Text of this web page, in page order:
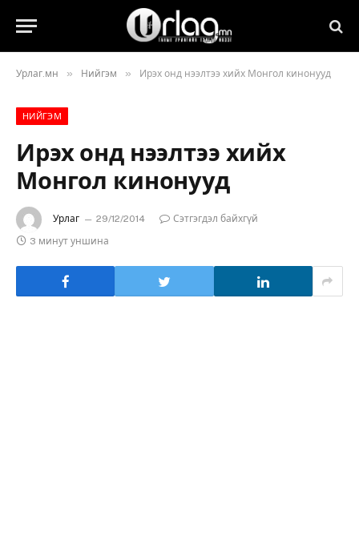
Урлаг.мн » Нийгэм » Ирэх онд нээлтээ хийх Монгол кинонууд
НИЙГЭМ
Ирэх онд нээлтээ хийх
Монгол кинонууд
Урлаг 29/12/2014
Сэтгэгдэл байхгүй
3 минут уншина